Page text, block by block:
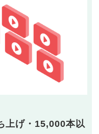
上げ・15,000本以